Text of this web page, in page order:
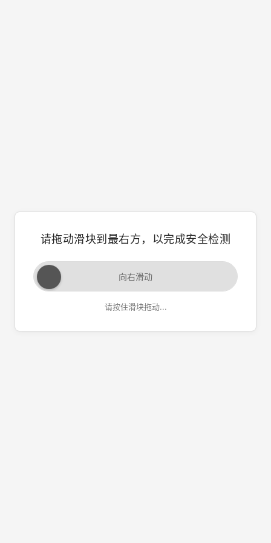
请拖动滑块到最右方，以完成安全检测
向右滑动
请按住滑块拖动...